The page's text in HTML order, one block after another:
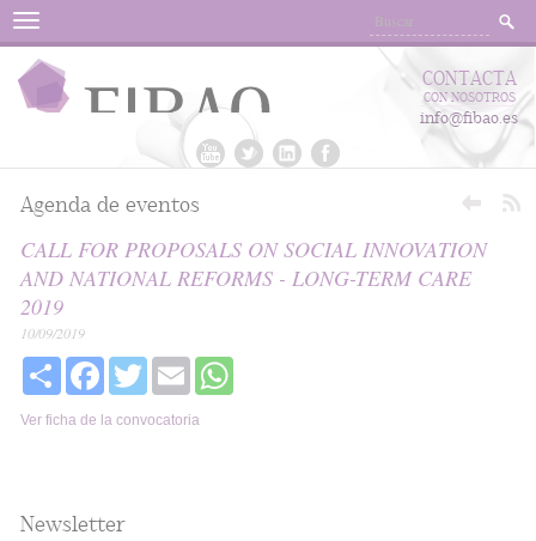
Menu
CONTACTA
CON NOSOTROS
info@fibao.es
Agenda de eventos
CALL FOR PROPOSALS ON SOCIAL INNOVATION
AND NATIONAL REFORMS - LONG-TERM CARE
2019
10/09/2019
Share FacebookTwitter Email
Ver ficha de la convocatoria
Newsletter